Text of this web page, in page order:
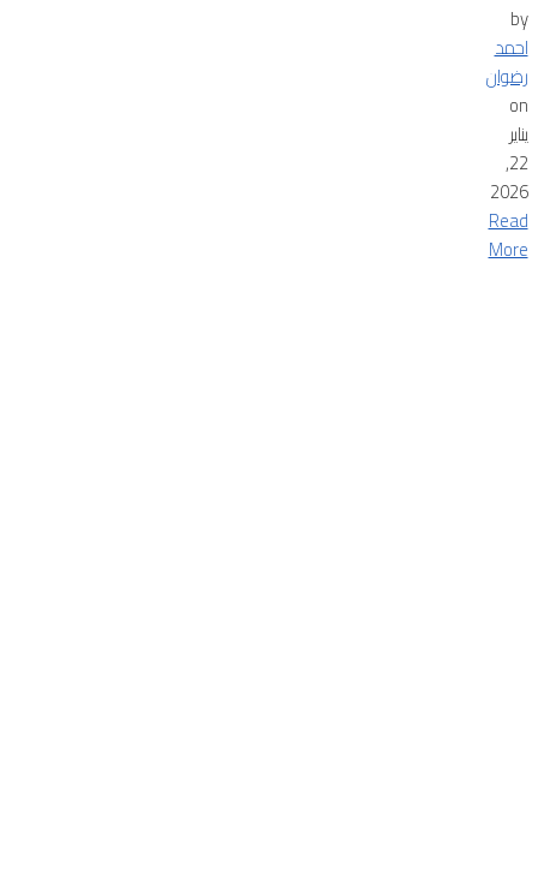
by
احمد
رضوان
on
يناير
22,
2026
Read
More